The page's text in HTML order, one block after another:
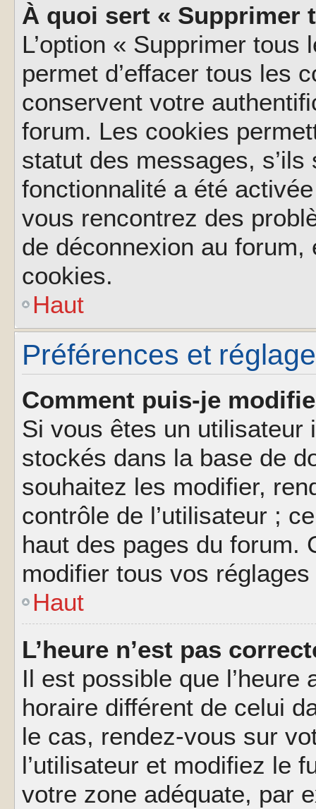
À quoi sert « Supprimer
L’option « Supprimer
permet d’effacer tous les
conservent votre
forum. Les cookies
statut des messages,
fonctionnalité a été
vous rencontrez des
de déconnexion au
cookies.
Haut
Préférences et
Comment puis-je
Si vous êtes un
stockés dans la base de
souhaitez les modifier,
contrôle de l’utilisateur ;
haut des pages du forum.
modifier tous vos
Haut
L’heure n’est pas
Il est possible que
horaire différent de celui
le cas, rendez-vous sur
l’utilisateur et modifiez le
votre zone adéquate, par